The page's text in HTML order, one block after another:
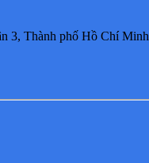
3, Thành phố Hồ Chí Minh